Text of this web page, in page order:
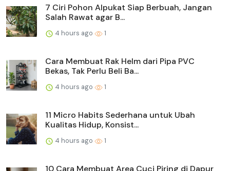
7 Ciri Pohon Alpukat Siap Berbuah, Jangan
Salah Rawat agar B...
4 hours ago 1
Cara Membuat Rak Helm dari Pipa PVC
Bekas, Tak Perlu Beli Ba...
4 hours ago 1
11 Micro Habits Sederhana untuk Ubah
Kualitas Hidup, Konsist...
4 hours ago 1
10 Cara Membuat Area Cuci Piring di Dapur